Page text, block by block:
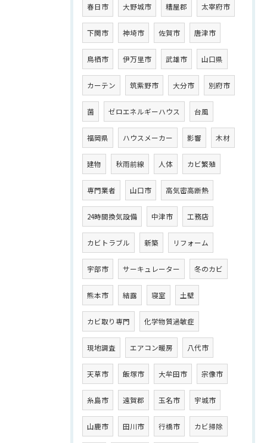
春日市 大野城市 糟屋郡 太宰府市
下関市 神埼市 佐賀市 唐津市
鳥栖市 伊万里市 武雄市 山口県
カーテン 筑紫野市 大分市 別府市
菌 ゼロエネルギーハウス 台風
福岡県 ハウスメーカー 影響 木材
建物 秋雨前線 人体 カビ繁殖
専門業者 山口市 高気密高断熱
24時間換気設備 中津市 工務店
カビトラブル 新築 リフォーム
宇部市 サーキュレーター 冬のカビ
熊本市 結露 寝室 土壁
カビ取り専門 化学物質過敏症
現地調査 エアコン暖房 八代市
天草市 飯塚市 大牟田市 宗像市
糸島市 遠賀郡 玉名市 宇城市
山鹿市 田川市 行橋市 カビ掃除